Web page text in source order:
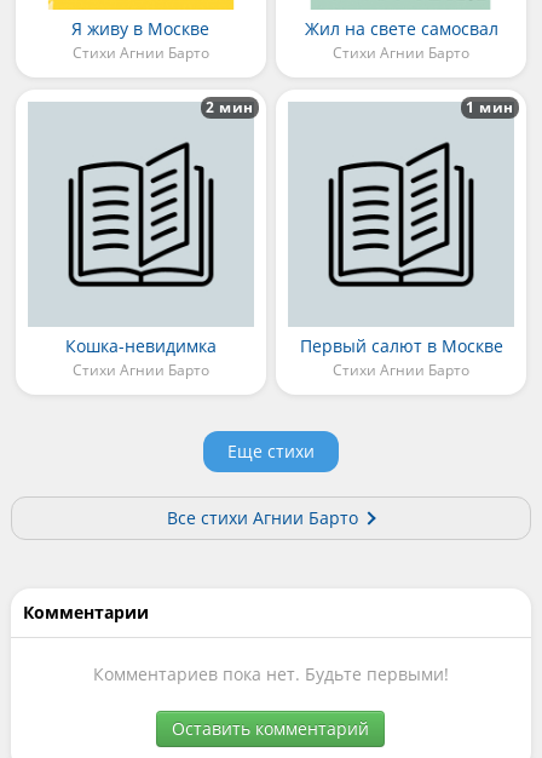
Я живу в Москве
Стихи Агнии Барто
Жил на свете самосвал
Стихи Агнии Барто
Кошка-невидимка
Стихи Агнии Барто
2 мин
Первый салют в Москве
Стихи Агнии Барто
1 мин
Еще стихи
Все стихи Агнии Барто
Комментарии
Комментариев пока нет. Будьте первыми!
Оставить комментарий